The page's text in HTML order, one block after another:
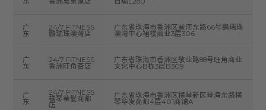
广
东
24/7 FITNESS
鵬瑞珠澳灣店
广东省珠海市香洲区前河东路66号鹏瑞珠
澳湾中心裙楼商业3层306
广
东
24/7 FITNESS
香洲旺角薈店
广东省珠海市香洲区敬业路88号旺角商业
文化中心B栋3层B309
广
东
24/7 FITNESS
橫琴華髮商都
店
广东省珠海市香洲区横琴新区琴海东路横
琴华发商都4层401商铺A